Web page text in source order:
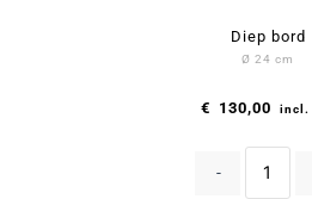
Diep bord
Ø 24 cm
€ 130,00 incl.
-